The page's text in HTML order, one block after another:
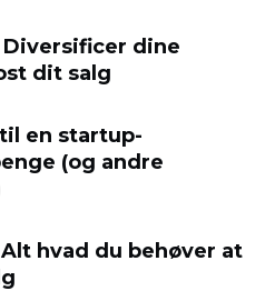
dine
dit salg
en startup-
(og andre
hvad du behøver at